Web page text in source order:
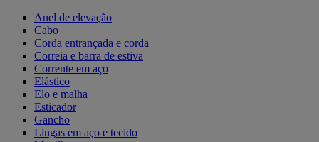
Anel de elevação
Cabo
Corda entrançada e corda
Correia e barra de estiva
Corrente em aço
Elástico
Elo e malha
Esticador
Gancho
Lingas em aço e tecido